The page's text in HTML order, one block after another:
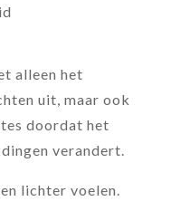
alleen het
uit, maar ook
doordat het
verandert.
lichter voelen.